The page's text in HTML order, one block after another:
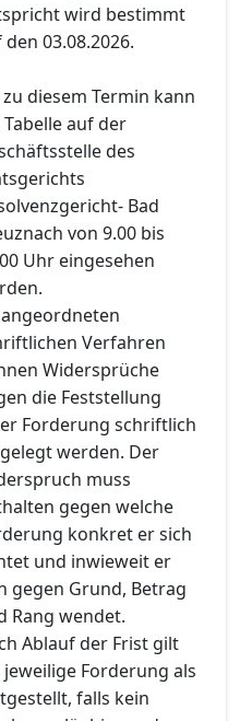
wird bestimmt
den 03.08.2026.
zu diesem Termin kann
auf der
des
Bad
von 9.00 bis
Uhr eingesehen
Verfahren
Widersprüche
die Feststellung
Forderung schriftlich
werden. Der
muss
gegen welche
konkret er sich
und inwieweit er
gegen Grund, Betrag
Rang wendet.
Ablauf der Frist gilt
jeweilige Forderung als
falls kein